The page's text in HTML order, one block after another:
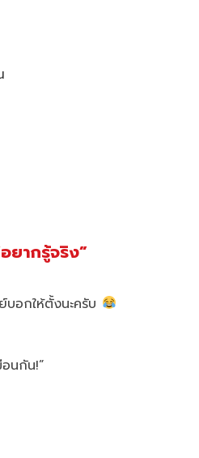
ยากรู้จริง”
บอกให้ตั้งนะครับ
นกัน!”